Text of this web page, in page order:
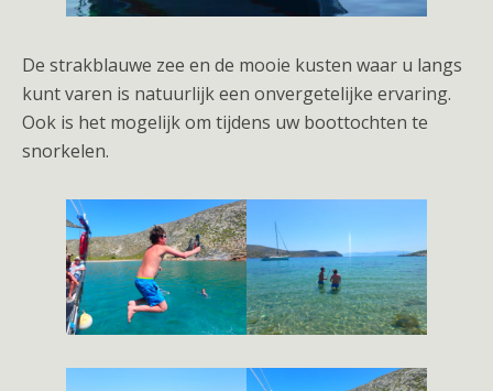
De strakblauwe zee en de mooie kusten waar u langs
kunt varen is natuurlijk een onvergetelijke ervaring.
Ook is het mogelijk om tijdens uw boottochten te
snorkelen.